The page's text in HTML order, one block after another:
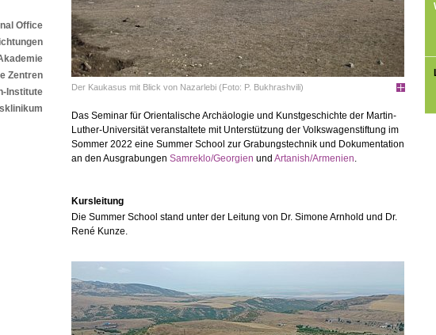
Office
Zentren
Institute
Der Kaukasus mit Blick von Nazarlebi (Foto: P. Bukhrashvili)
Das Seminar für Orientalische Archäologie und Kunstgeschichte der Martin-
Luther-Universität veranstaltete mit Unterstützung der Volkswagenstiftung im
Sommer 2022 eine Summer School zur Grabungstechnik und Dokumentation
an den Ausgrabungen Samreklo/Georgien und Artanish/Armenien.
Kursleitung
Die Summer School stand unter der Leitung von Dr. Simone Arnhold und Dr.
René Kunze.